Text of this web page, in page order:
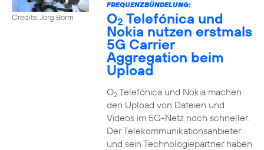
Credits: Jörg Borm
FREQUENZBÜNDELUNG:
O2 Telefónica und
Nokia nutzen erstmals
5G Carrier
Aggregation beim
Upload
O2Telefónica und Nokia machen
den Upload von Dateien und
Videos im 5G-Netz noch schneller.
Der Telekommunikationsanbieter
und sein Technologiepartner haben